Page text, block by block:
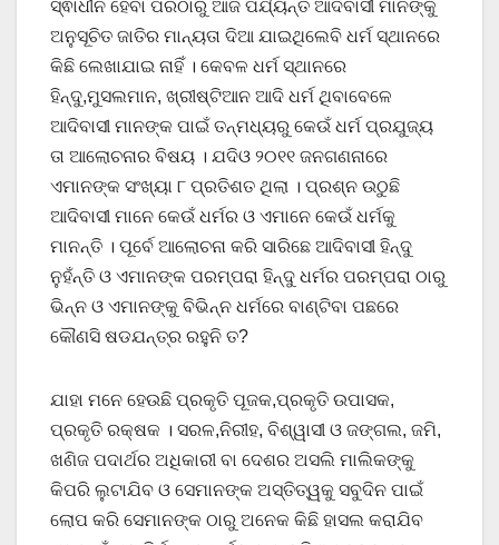
ସ୍ଵାଧୀନ ହେବା ପରଠାରୁ ଆଜି ପର୍ଯ୍ୟନ୍ତ ଆଦିବାସୀ ମାନଙ୍କୁ
ଅନୁସୂଚିତ ଜାତିର ମାନ୍ୟତା ଦିଆ ଯାଇଥିଲେବି ଧର୍ମ ସ୍ଥାନରେ
କିଛି ଲେଖାଯାଇ ନାହିଁ । କେବଳ ଧର୍ମ ସ୍ଥାନରେ
ହିନ୍ଦୁ,ମୁସଲମାନ, ଖ୍ରୀଷ୍ଟିଆନ ଆଦି ଧର୍ମ ଥିବାବେଳେ
ଆଦିବାସୀ ମାନଙ୍କ ପାଇଁ ତନ୍ମଧ୍ୟରୁ କେଉଁ ଧର୍ମ ପ୍ରଯୁଜ୍ୟ
ତା ଆଲୋଚନାର ବିଷୟ । ଯଦିଓ ୨୦୧୧ ଜନଗଣନାରେ
ଏମାନଙ୍କ ସଂଖ୍ୟା ୮ ପ୍ରତିଶତ ଥିଲା । ପ୍ରଶ୍ନ ଉଠୁଛି
ଆଦିବାସୀ ମାନେ କେଉଁ ଧର୍ମର ଓ ଏମାନେ କେଉଁ ଧର୍ମକୁ
ମାନନ୍ତି । ପୂର୍ବେ ଆଲୋଚନା କରି ସାରିଛେ ଆଦିବାସୀ ହିନ୍ଦୁ
ନୁହଁନ୍ତି ଓ ଏମାନଙ୍କ ପରମ୍ପରା ହିନ୍ଦୁ ଧର୍ମର ପରମ୍ପରା ଠାରୁ
ଭିନ୍ନ ଓ ଏମାନଙ୍କୁ ବିଭିନ୍ନ ଧର୍ମରେ ବାଣ୍ଟିବା ପଛରେ
କୌଣସି ଷଡଯନ୍ତ୍ର ରହୁନି ତ?
ଯାହା ମନେ ହେଉଛି ପ୍ରକୃତି ପୂଜକ,ପ୍ରକୃତି ଉପାସକ,
ପ୍ରକୃତି ରକ୍ଷକ । ସରଳ,ନିରୀହ, ବିଶ୍ୱାସୀ ଓ ଜଙ୍ଗଲ, ଜମି,
ଖଣିଜ ପଦାର୍ଥର ଅଧିକାରୀ ବା ଦେଶର ଅସଲି ମାଲିକଙ୍କୁ
କିପରି ଲୁଟାଯିବ ଓ ସେମାନଙ୍କ ଅସ୍ତିତ୍ୱକୁ ସବୁଦିନ ପାଇଁ
ଲୋପ କରି ସେମାନଙ୍କ ଠାରୁ ଅନେକ କିଛି ହାସଲ କରାଯିବ